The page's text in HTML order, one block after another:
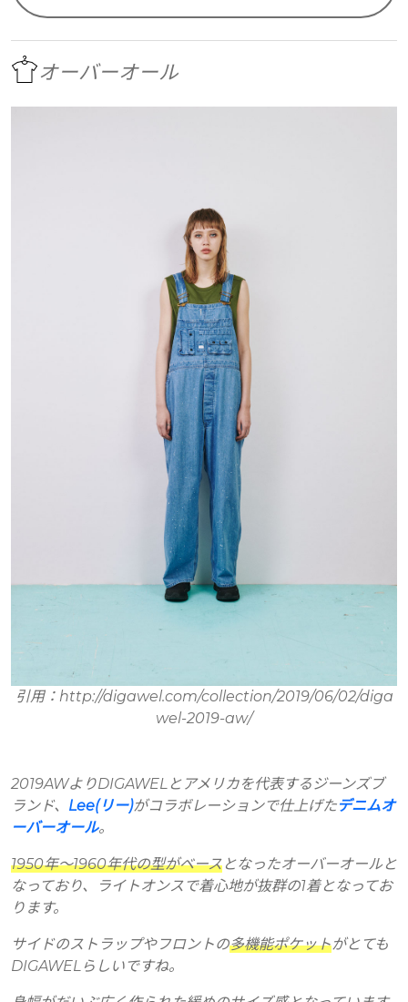
オーバーオール
引用：http://digawel.com/collection/2019/06/02/diga
wel-2019-aw/
2019AWよりDIGAWELとアメリカを代表するジーンズブ
ランド、 Lee(リー)がコラボレーションで仕上げたデニムオ
ーバーオール。
1950年〜1960年代の型がベース となったオーバーオールと
なっており、ライトオンスで着心地が抜群の1着となってお
ります。
サイドのストラップやフロントの多機能ポケットがとても
DIGAWELらしいですね。